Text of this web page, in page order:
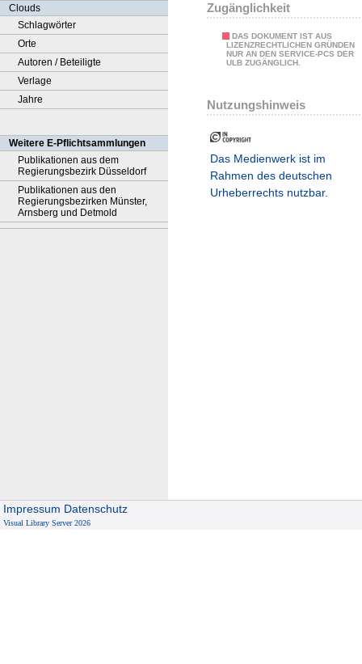
Clouds
Schlagwörter
Orte
Autoren / Beteiligte
Verlage
Jahre
Weitere E-Pflichtsammlungen
Publikationen aus dem
Regierungsbezirk Düsseldorf
Publikationen aus den
Regierungsbezirken Münster,
Arnsberg und Detmold
Zugänglichkeit
DAS DOKUMENT IST AUS
LIZENZRECHTLICHEN GRÜNDEN
NUR AN DEN SERVICE-PCS DER
ULB ZUGÄNGLICH.
Nutzungshinweis
Das Medienwerk ist im
Rahmen des deutschen
Urheberrechts nutzbar.
Impressum Datenschutz
Visual Library Server 2026